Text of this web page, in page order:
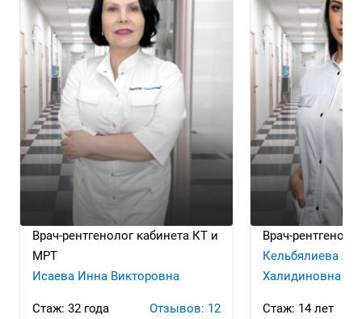
Врач-рентгенолог кабинета КТ и
МРТ
Исаева Инна Викторовна
Стаж: 32 года Отзывов: 12
Врач-
Кельбялиева
Халидиновна
Стаж: 14 лет